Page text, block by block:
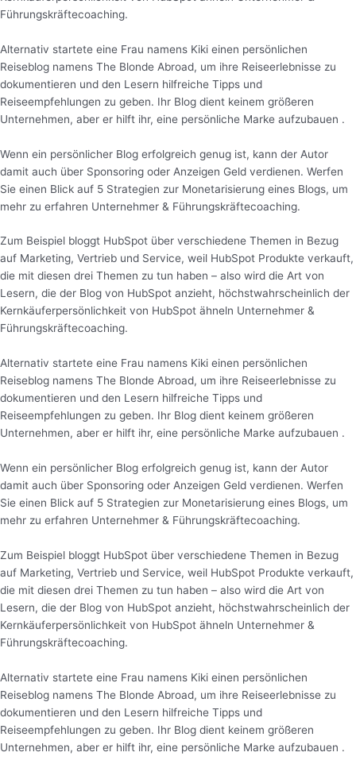
Führungskräftecoaching.
Alternativ startete eine Frau namens Kiki einen persönlichen
Reiseblog namens The Blonde Abroad, um ihre Reiseerlebnisse zu
dokumentieren und den Lesern hilfreiche Tipps und
Reiseempfehlungen zu geben. Ihr Blog dient keinem größeren
Unternehmen, aber er hilft ihr, eine persönliche Marke aufzubauen .
Wenn ein persönlicher Blog erfolgreich genug ist, kann der Autor
damit auch über Sponsoring oder Anzeigen Geld verdienen. Werfen
Sie einen Blick auf 5 Strategien zur Monetarisierung eines Blogs, um
mehr zu erfahren Unternehmer & Führungskräftecoaching.
Zum Beispiel bloggt HubSpot über verschiedene Themen in Bezug
auf Marketing, Vertrieb und Service, weil HubSpot Produkte verkauft,
die mit diesen drei Themen zu tun haben – also wird die Art von
Lesern, die der Blog von HubSpot anzieht, höchstwahrscheinlich der
Kernkäuferpersönlichkeit von HubSpot ähneln Unternehmer &
Führungskräftecoaching.
Alternativ startete eine Frau namens Kiki einen persönlichen
Reiseblog namens The Blonde Abroad, um ihre Reiseerlebnisse zu
dokumentieren und den Lesern hilfreiche Tipps und
Reiseempfehlungen zu geben. Ihr Blog dient keinem größeren
Unternehmen, aber er hilft ihr, eine persönliche Marke aufzubauen .
Wenn ein persönlicher Blog erfolgreich genug ist, kann der Autor
damit auch über Sponsoring oder Anzeigen Geld verdienen. Werfen
Sie einen Blick auf 5 Strategien zur Monetarisierung eines Blogs, um
mehr zu erfahren Unternehmer & Führungskräftecoaching.
Zum Beispiel bloggt HubSpot über verschiedene Themen in Bezug
auf Marketing, Vertrieb und Service, weil HubSpot Produkte verkauft,
die mit diesen drei Themen zu tun haben – also wird die Art von
Lesern, die der Blog von HubSpot anzieht, höchstwahrscheinlich der
Kernkäuferpersönlichkeit von HubSpot ähneln Unternehmer &
Führungskräftecoaching.
Alternativ startete eine Frau namens Kiki einen persönlichen
Reiseblog namens The Blonde Abroad, um ihre Reiseerlebnisse zu
dokumentieren und den Lesern hilfreiche Tipps und
Reiseempfehlungen zu geben. Ihr Blog dient keinem größeren
Unternehmen, aber er hilft ihr, eine persönliche Marke aufzubauen .